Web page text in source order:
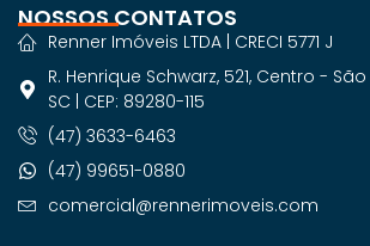
NOSSOS CONTATOS
Renner Imóveis LTDA | CRECI 5771 J
R. Henrique Schwarz, 521, Centro -
SC | CEP: 89280-115
(47) 3633-6463
(47) 99651-0880
comercial@rennerimoveis.com